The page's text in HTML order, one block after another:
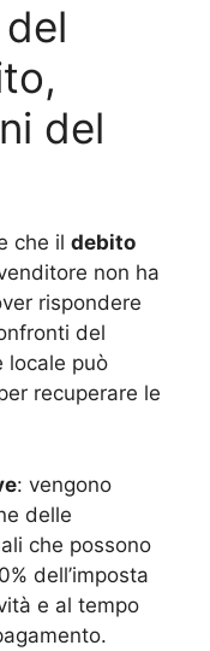
del
che il debito
non ha
rispondere
del
locale può
recuperare le
: vengono
delle
che possono
dell’imposta
e al tempo